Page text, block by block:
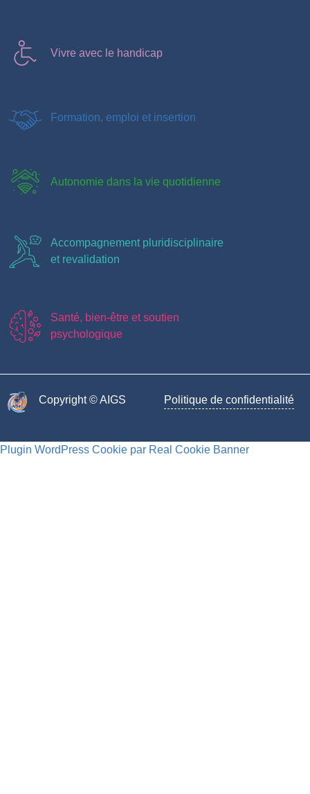
Vivre avec le handicap
Formation, emploi et insertion
Autonomie dans la vie quotidienne
Accompagnement pluridisciplinaire
et revalidation
Santé, bien-être et soutien
psychologique
Copyright © AIGS​ Politique de confidentialité
Plugin WordPress Cookie par Real Cookie Banner